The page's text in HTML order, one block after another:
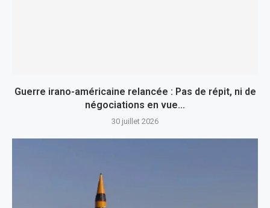
Guerre irano-américaine relancée : Pas de répit, ni de
négociations en vue…
30 juillet 2026